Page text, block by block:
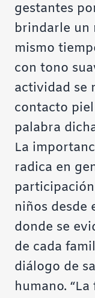
gestantes
brindarle un
mismo
con tono
actividad se
contacto
palabra
La
radica en
niños desde
donde se
de cada
diálogo de
humano.